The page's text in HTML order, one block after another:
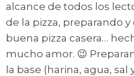
alcance de todos los
de la pizza, preparando
buena pizza casera…
mucho amor. 😉
la base (harina, agua,